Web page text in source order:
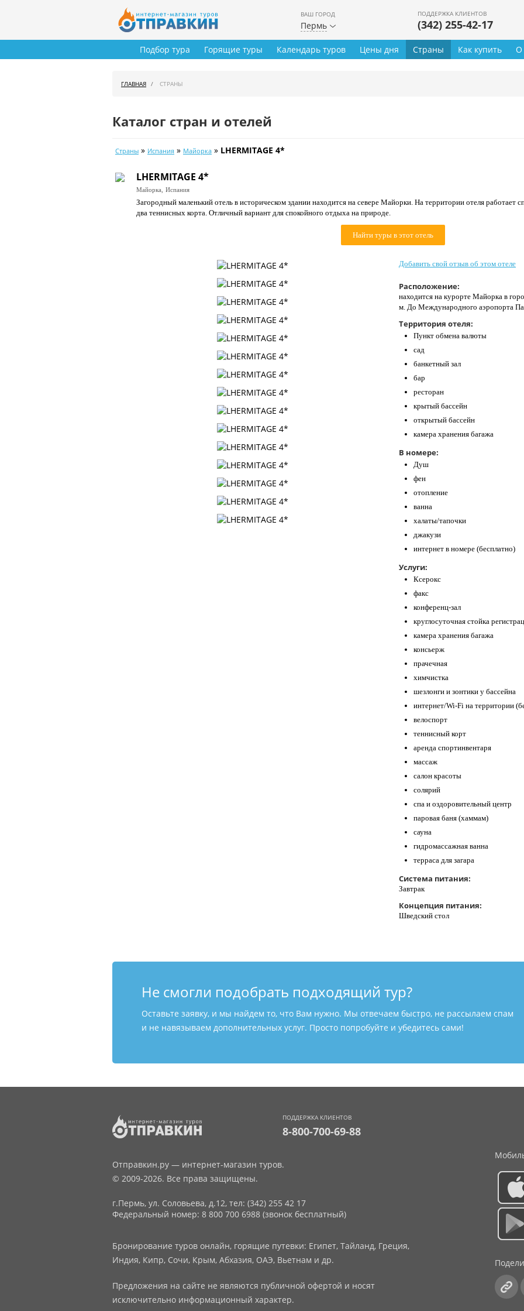
ВАШ ГОРОД
Пермь
ПОДДЕРЖКА КЛИЕНТОВ
(342) 255-42-17
Подбор тура Горящие туры Календарь туров Цены дня Страны Как купить О
ГЛАВНАЯ СТРАНЫ
Каталог стран и отелей
Страны » Испания » Майорка » LHERMITAGE 4*
LHERMITAGE 4*
Майорка, Испания
Загородный маленький отель в историческом здании находится на севере Майорки. На территории отеля работает
два теннисных корта. Отличный вариант для спокойного отдыха на природе.
Найти туры в этот отель
Добавить свой отзыв об этом отеле
Расположение:
находится на курорте Майорка в
м. До Международного аэропорта
Территория отеля:
Пункт обмена валюты
сад
банкетный зал
бар
ресторан
крытый бассейн
открытый бассейн
камера хранения багажа
В номере:
Душ
фен
отопление
ванна
халаты/тапочки
джакузи
интернет в номере (бесплатно)
Услуги:
Ксерокс
факс
конференц-зал
круглосуточная стойка
камера хранения багажа
консьерж
прачечная
химчистка
шезлонги и зонтики у бассейна
интернет/Wi-Fi на территории
велоспорт
теннисный корт
аренда спортинвентаря
массаж
салон красоты
солярий
спа и оздоровительный центр
паровая баня (хаммам)
сауна
гидромассажная ванна
терраса для загара
Система питания:
Завтрак
Концепция питания:
Шведский стол
Не смогли подобрать подходящий тур?
Оставьте заявку, и мы найдем то, что Вам нужно. Мы отвечаем быстро, не рассылаем спам
и не навязываем дополнительных услуг. Просто попробуйте и убедитесь сами!
ПОДДЕРЖКА КЛИЕНТОВ
8-800-700-69-88
Отправкин.ру — интернет-магазин туров.
© 2009-2026. Все права защищены.
г.Пермь, ул. Соловьева, д.12, тел: (342) 255 42 17
Федеральный номер: 8 800 700 6988 (звонок бесплатный)
Бронирование туров онлайн, горящие путевки: Египет, Тайланд, Греция,
Индия, Кипр, Сочи, Крым, Абхазия, ОАЭ, Вьетнам и др.
Предложения на сайте не являются публичной офертой и носят
исключительно информационный характер.